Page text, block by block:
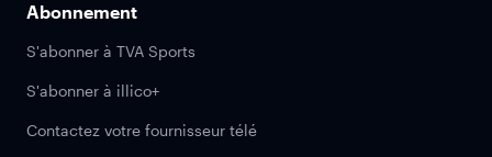
Abonnement
S'abonner à TVA Sports
S'abonner à illico+
Contactez votre fournisseur télé